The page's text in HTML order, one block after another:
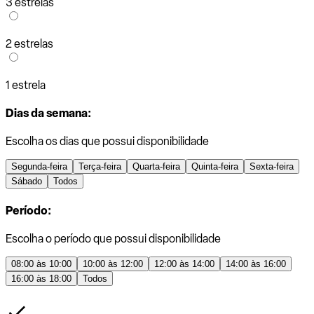
2 estrelas
1 estrela
Dias da semana:
Escolha os dias que possui disponibilidade
Segunda-feira Terça-feira Quarta-feira Quinta-feira
Sexta-feira
Sábado
Todos
Período:
Escolha o período que possui disponibilidade
08:00 às 10:00 10:00 às 12:00 12:00 às 14:00
14:00 às 16:00
16:00 às 18:00
Todos